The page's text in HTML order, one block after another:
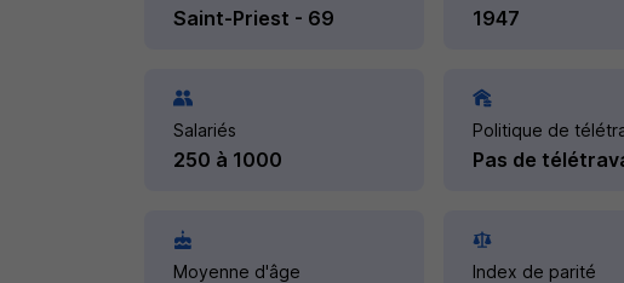
Saint-Priest - 69 1947
Salariés
250 à 1000
Politique de
Pas de
Moyenne d'âge Index de parité